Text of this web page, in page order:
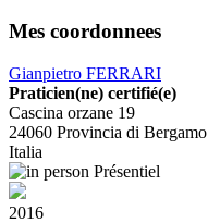
Mes coordonnees
Gianpietro FERRARI
Praticien(ne) certifié(e)
Cascina orzane 19
24060 Provincia di Bergamo
Italia
Présentiel
2016